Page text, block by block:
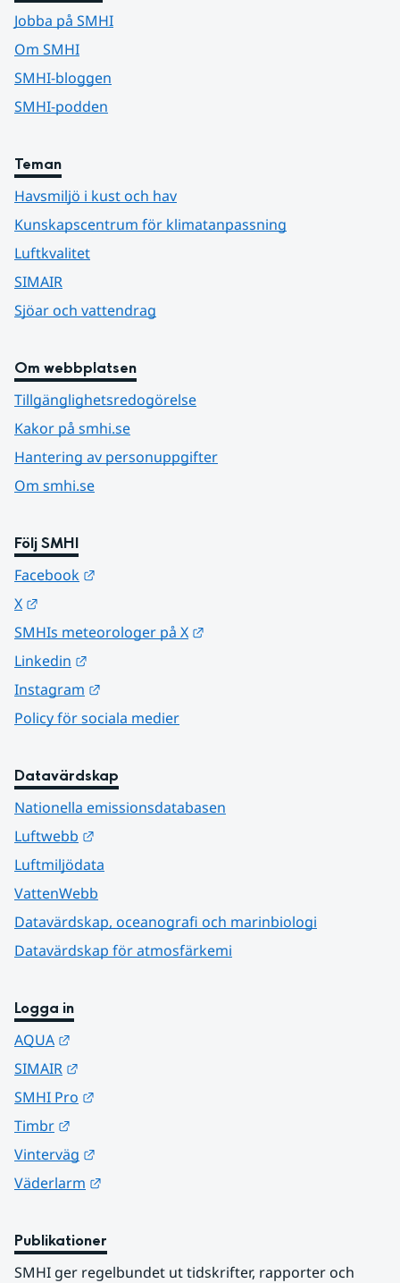
Jobba på SMHI
Om SMHI
SMHI-bloggen
SMHI-podden
Teman
Havsmiljö i kust och hav
Kunskapscentrum för klimatanpassning
Luftkvalitet
SIMAIR
Sjöar och vattendrag
Om webbplatsen
Tillgänglighetsredogörelse
Kakor på smhi.se
Hantering av personuppgifter
Om smhi.se
Följ SMHI
Facebook
X
SMHIs meteorologer på X
Linkedin
Instagram
Policy för sociala medier
Datavärdskap
Nationella emissionsdatabasen
Luftwebb
Luftmiljödata
VattenWebb
Datavärdskap, oceanografi och marinbiologi
Datavärdskap för atmosfärkemi
Logga in
AQUA
SIMAIR
SMHI Pro
Timbr
Vinterväg
Väderlarm
Publikationer
SMHI ger regelbundet ut tidskrifter, rapporter och